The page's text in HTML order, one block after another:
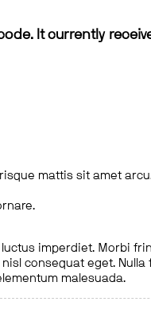
It currently
mattis sit amet
imperdiet. Morbi
consequat eget.
malesuada.